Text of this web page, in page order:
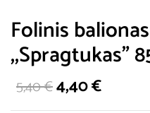
Folinis
,,Spragtukas”
5,40€4,40€